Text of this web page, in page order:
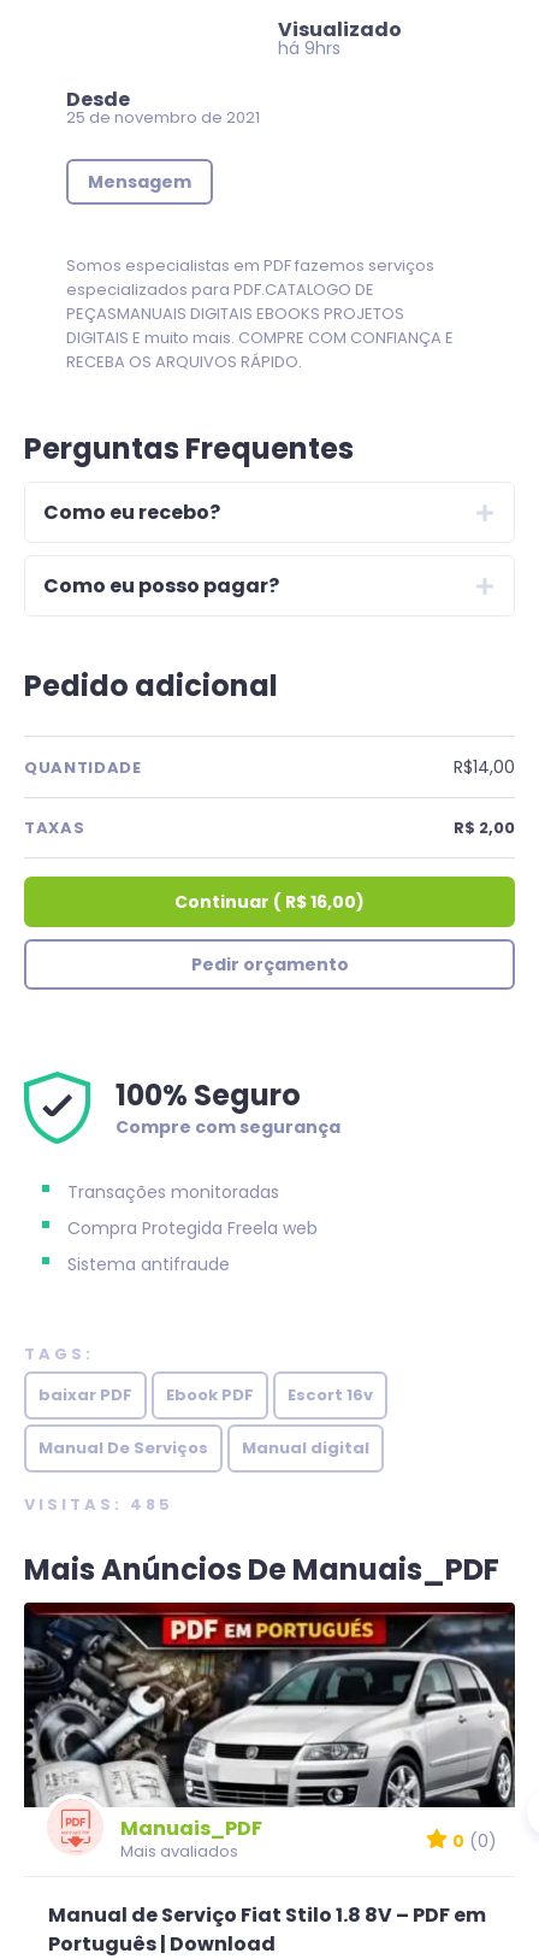
Visualizado
há 9hrs
Desde
25 de novembro de 2021
Mensagem
Somos especialistas em PDF fazemos serviços
especializados para PDF.CATALOGO DE
PEÇASMANUAIS DIGITAIS EBOOKS PROJETOS
DIGITAIS E muito mais. COMPRE COM CONFIANÇA E
RECEBA OS ARQUIVOS RÁPIDO.
Perguntas Frequentes
Como eu recebo?
Como eu posso pagar?
Pedido adicional
QUANTIDADE R$14,00
TAXAS R$ 2,00
Continuar ( R$ 16,00)
Pedir orçamento
100% Seguro
Compre com segurança
Transações monitoradas
Compra Protegida Freela web
Sistema antifraude
TAGS:
baixar PDF
Ebook PDF Escort 16v
Manual De Serviços Manual digital
VISITAS: 485
Mais Anúncios De Manuais_PDF
Manuais_PDF
Mais avaliados 0 (0)
Manual de Serviço Fiat Stilo 1.8 8V – PDF em
Português | Download